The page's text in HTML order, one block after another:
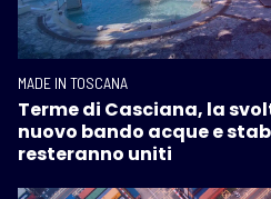
MADE IN TOSCANA
Terme di Casciana, la
nuovo bando acque e
resteranno uniti